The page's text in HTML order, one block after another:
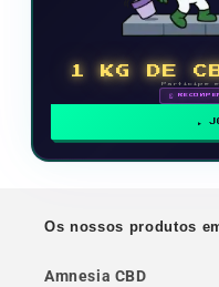
1 KG DE
Participe
🗓
Os nossos produtos
Amnesia CBD